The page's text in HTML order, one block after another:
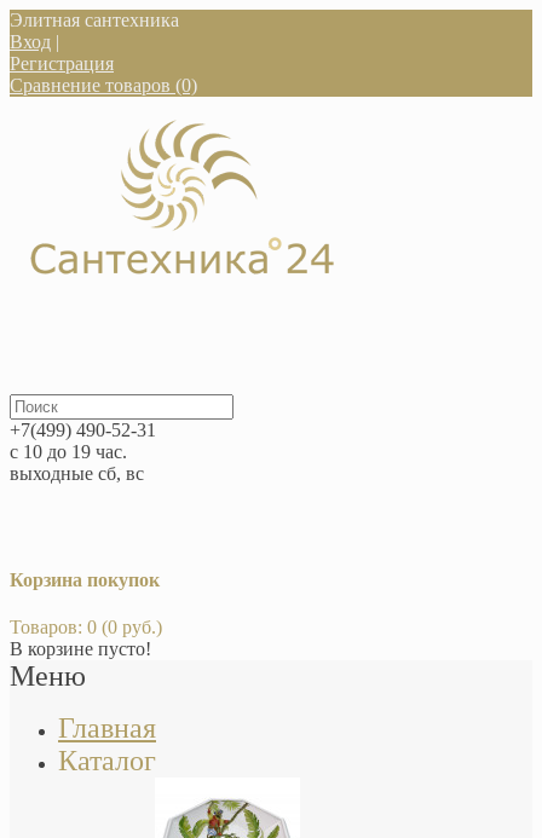
Элитная сантехника
Вход |
Регистрация
Сравнение товаров (0)
+7(499) 490-52-31
с 10 до 19 час.
выходные сб, вс
Корзина покупок
Товаров: 0 (0 руб.)
В корзине пусто!
Меню
Главная
Каталог